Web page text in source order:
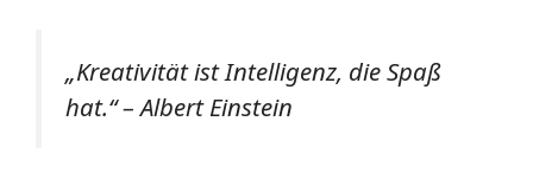
„Kreativität ist Intelligenz, die Spaß
hat.“ – Albert Einstein